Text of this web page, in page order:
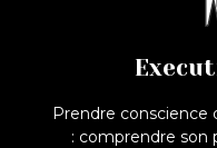
Prendre conscience
: comprendre son